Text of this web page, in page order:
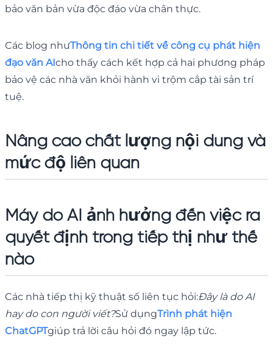
bảo văn bản vừa độc đáo vừa chân thực.
Các blog nhưThông tin chi tiết về công cụ phát hiện
đạo văn AIcho thấy cách kết hợp cả hai phương pháp
bảo vệ các nhà văn khỏi hành vi trộm cắp tài sản trí
tuệ.
Nâng cao chất lượng nội dung và
mức độ liên quan
Máy dò AI ảnh hưởng đến việc ra
quyết định trong tiếp thị như thế
nào
Các nhà tiếp thị kỹ thuật số liên tục hỏi:Đây là do AI
hay do con người viết?Sử dụngTrình phát hiện
ChatGPTgiúp trả lời câu hỏi đó ngay lập tức.